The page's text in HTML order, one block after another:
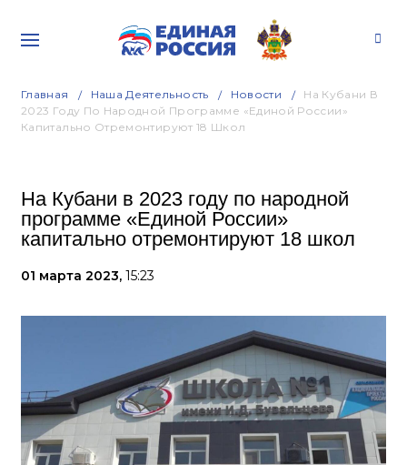
Главная Наша Деятельность Новости
На Кубани В
2023 Году По Народной Программе «Единой России»
Капитально Отремонтируют 18 Школ
На Кубани в 2023 году по народной
программе «Единой России»
капитально отремонтируют 18 школ
01 марта 2023, 15:23